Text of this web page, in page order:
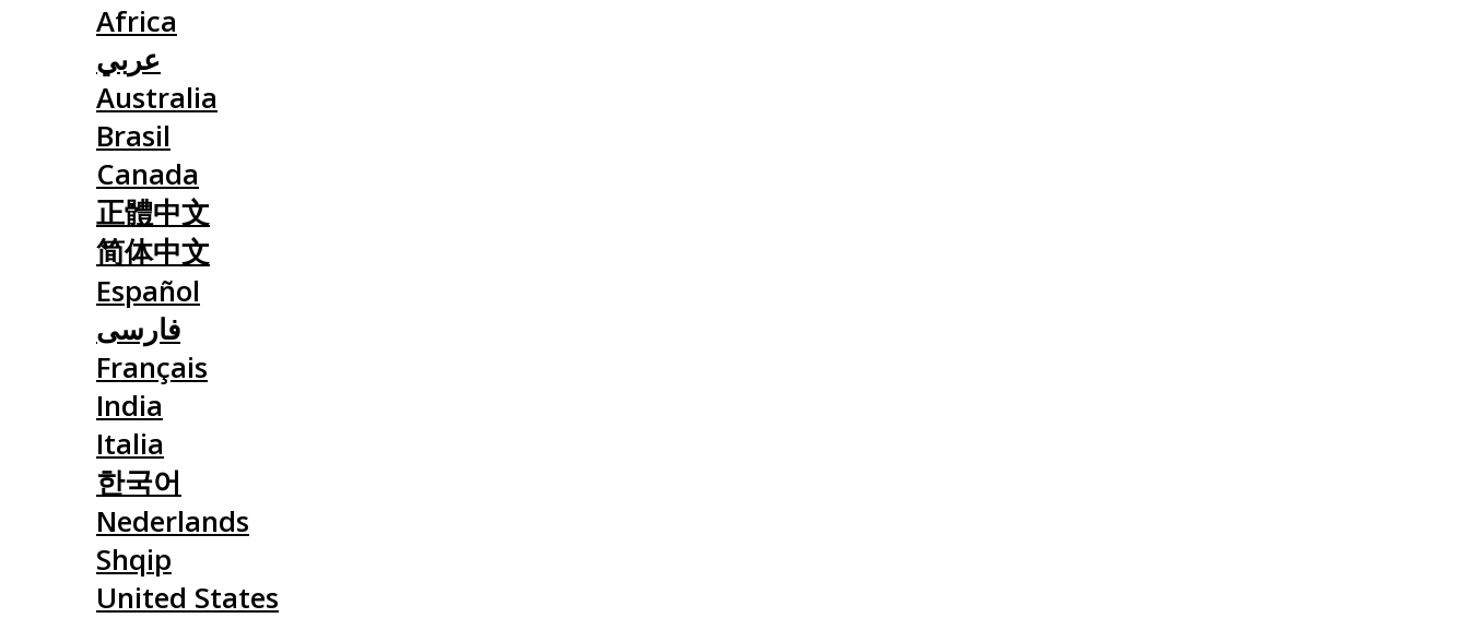
Africa
عربي
Australia
Brasil
Canada
正體中文
简体中文
Español
فارسی
Français
India
Italia
한국어
Nederlands
Shqip
United States